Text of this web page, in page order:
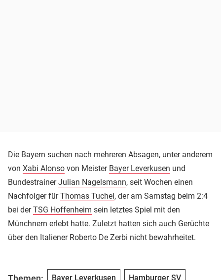
Die Bayern suchen nach mehreren Absagen, unter anderem
von Xabi Alonso von Meister Bayer Leverkusen und
BundestrainerJulian Nagelsmann, seit Wochen einen
Nachfolger fürThomas Tuchel, der am Samstag beim 2:4
bei derTSG Hoffenheim sein letztes Spiel mit den
Münchnern erlebt hatte. Zuletzt hatten sich auch Gerüchte
über den Italiener Roberto De Zerbi nicht bewahrheitet.
Bayer Leverkusen Hamburger SV